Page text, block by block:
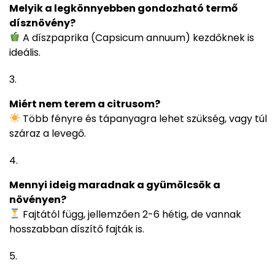
Melyik a legkönnyebben gondozható termő
dísznövény?
A díszpaprika (Capsicum annuum) kezdőknek is
ideális.
Miért nem terem a citrusom?
Több fényre és tápanyagra lehet szükség, vagy túl
száraz a levegő.
Mennyi ideig maradnak a gyümölcsök a
növényen?
Fajtától függ, jellemzően 2-6 hétig, de vannak
hosszabban díszítő fajták is.